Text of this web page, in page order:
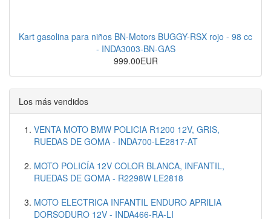
Kart gasolina para niños BN-Motors BUGGY-RSX rojo - 98 cc
- INDA3003-BN-GAS
999.00EUR
Los más vendidos
VENTA MOTO BMW POLICIA R1200 12V, GRIS,
RUEDAS DE GOMA - INDA700-LE2817-AT
MOTO POLICÍA 12V COLOR BLANCA, INFANTIL,
RUEDAS DE GOMA - R2298W LE2818
MOTO ELECTRICA INFANTIL ENDURO APRILIA
DORSODURO 12V - INDA466-RA-LI